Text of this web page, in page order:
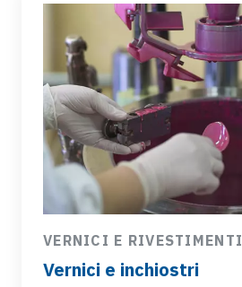
VERNICI E RIVESTIMENTI
Vernici e inchiostri